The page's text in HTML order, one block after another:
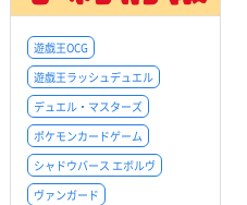
遊戯王OCG
遊戯王ラッシュデュエル
デュエル・マスターズ
ポケモンカードゲーム
シャドウバース エボルヴ
ヴァンガード